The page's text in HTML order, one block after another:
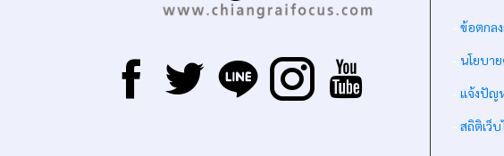
ข้อตกล
นโยบา
แจ้งปัญ
สถิติเว็